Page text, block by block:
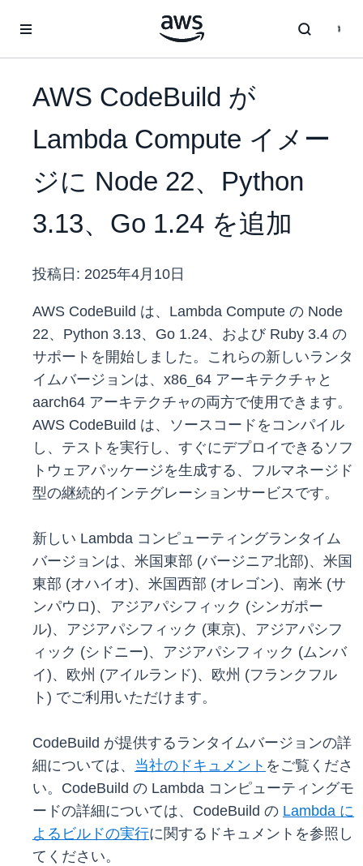
AWS CodeBuild が
Lambda Compute イメー
ジに Node 22、Python
3.13、Go 1.24 を追加
投稿日: 2025年4月10日
AWS CodeBuild は、Lambda Compute の Node
22、Python 3.13、Go 1.24、および Ruby 3.4 の
サポートを開始しました。これらの新しいランタ
イムバージョンは、x86_64 アーキテクチャと
aarch64 アーキテクチャの両方で使用できます。
AWS CodeBuild は、ソースコードをコンパイル
し、テストを実行し、すぐにデプロイできるソフ
トウェアパッケージを生成する、フルマネージド
型の継続的インテグレーションサービスです。
新しい Lambda コンピューティングランタイム
バージョンは、米国東部 (バージニア北部)、米国
東部 (オハイオ)、米国西部 (オレゴン)、南米 (サ
ンパウロ)、アジアパシフィック (シンガポー
ル)、アジアパシフィック (東京)、アジアパシフ
ィック (シドニー)、アジアパシフィック (ムンバ
イ)、欧州 (アイルランド)、欧州 (フランクフル
ト) でご利用いただけます。
CodeBuild が提供するランタイムバージョンの詳
細については、 当社のドキュメント をご覧くださ
い。CodeBuild の Lambda コンピューティングモ
ードの詳細については、CodeBuild の Lambda に
よるビルドの実行に関するドキュメントを参照し
てください。